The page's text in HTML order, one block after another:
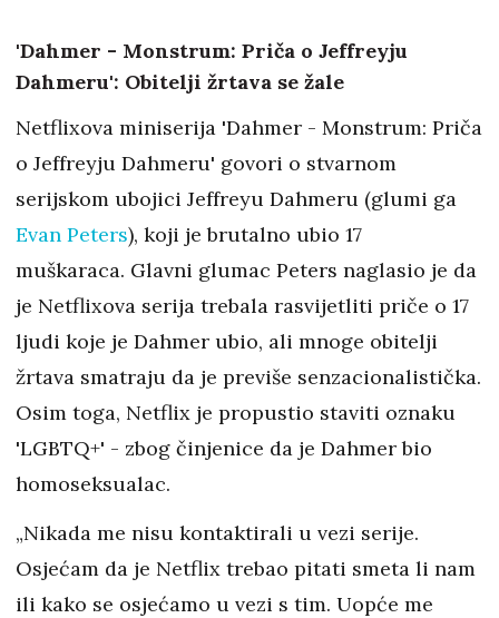
'Dahmer - Monstrum: Priča o Jeffreyju
Dahmeru': Obitelji žrtava se žale
Netflixova miniserija 'Dahmer - Monstrum: Priča
o Jeffreyju Dahmeru' govori o stvarnom
serijskom ubojici Jeffreyu Dahmeru (glumi ga
Evan Peters), koji je brutalno ubio 17
muškaraca. Glavni glumac Peters naglasio je da
je Netflixova serija trebala rasvijetliti priče o 17
ljudi koje je Dahmer ubio, ali mnoge obitelji
žrtava smatraju da je previše senzacionalistička.
Osim toga, Netflix je propustio staviti oznaku
'LGBTQ+' - zbog činjenice da je Dahmer bio
homoseksualac.
„Nikada me nisu kontaktirali u vezi serije.
Osjećam da je Netflix trebao pitati smeta li nam
ili kako se osjećamo u vezi s tim. Uopće me